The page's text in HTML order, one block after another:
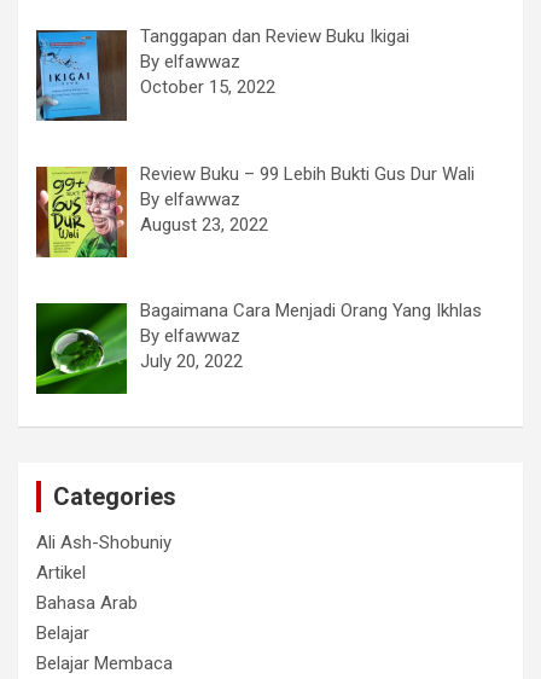
Tanggapan dan Review Buku Ikigai
By elfawwaz
October 15, 2022
Review Buku – 99 Lebih Bukti Gus Dur Wali
By elfawwaz
August 23, 2022
Bagaimana Cara Menjadi Orang Yang Ikhlas
By elfawwaz
July 20, 2022
Categories
Ali Ash-Shobuniy
Artikel
Bahasa Arab
Belajar
Belajar Membaca